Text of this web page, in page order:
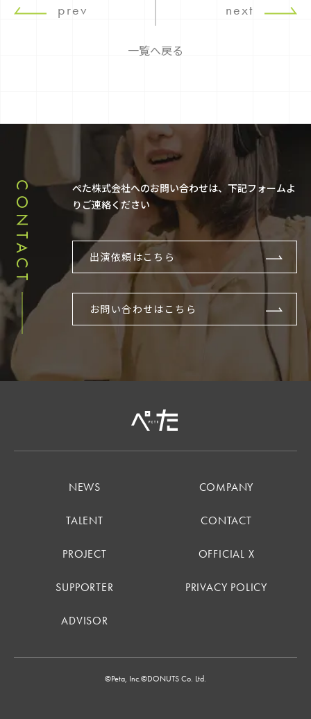
prev
一覧へ戻る
next
CONTACT
ぺた株式会社へのお問い合わせは、下記フォームよ
りご連絡ください
出演依頼はこちら
お問い合わせはこちら
NEWS
TALENT
PROJECT
SUPPORTER
ADVISOR
COMPANY
CONTACT
OFFICIAL X
PRIVACY POLICY
©Peta, Inc.©DONUTS Co. Ltd.